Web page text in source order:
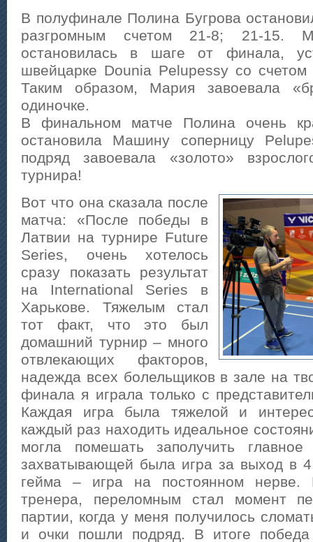
В полуфинале Полина Бугрова
разгромным счетом 21-8; 21-15.
остановилась в шаге от финала,
швейцарке Dounia Pelupessy со
Таким образом, Мария завоевала
одиночке.
В финальном матче Полина очень
остановила Машину соперницу
подряд завоевала «золото»
турнира!
Вот что она сказала после
матча: «После победы в
Латвии на турнире Future
Series, очень хотелось
сразу показать результат
на International Series в
Харькове. Тяжелым стал
тот факт, что это был
домашний турнир – много
отвлекающих факторов,
надежда всех болельщиков в зале на
финала я играла только с
Каждая игра была тяжелой и
каждый раз находить идеальное
могла помешать заполучить
захватывающей была игра за выход в
гейма – игра на постоянном нерве.
тренера, переломным стал момент
партии, когда у меня получилось
и очки пошли подряд. В итоге победа